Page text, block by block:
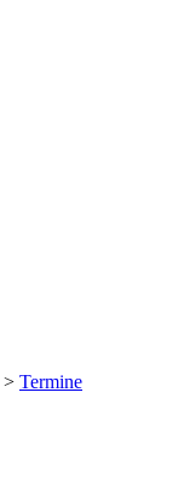
> Termine